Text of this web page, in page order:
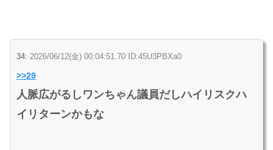
34: 2026/06/12(金) 00:04:51.70 ID:45U3PBXa0
>>29
人脈広がるしワンちゃん議員だしハイリスクハ
イリターンかもな